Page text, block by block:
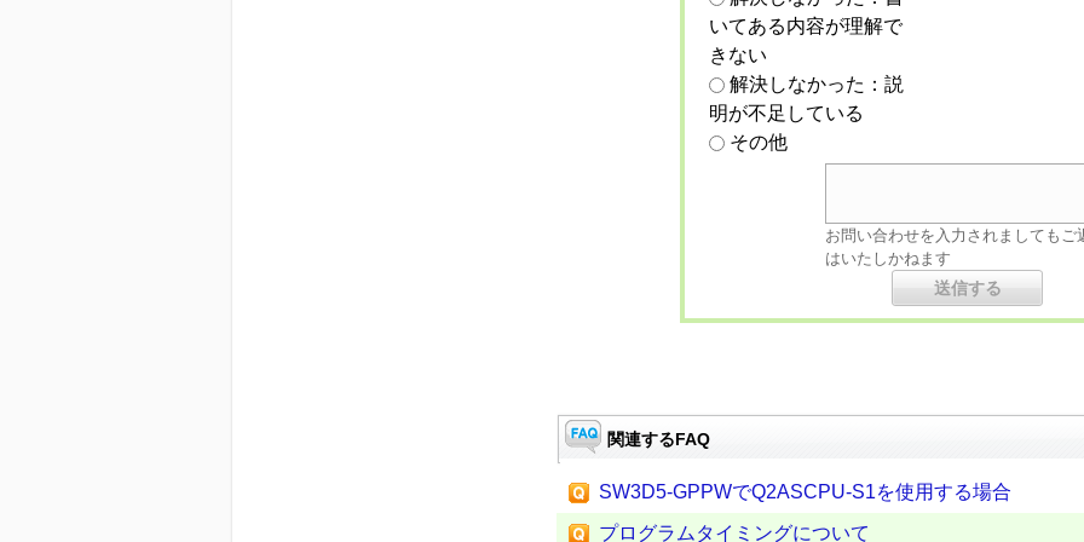
いてある内容が理解で
きない
解決しなかった：説
明が不足している
その他
お問い合わせを入力されましてもご
はいたしかねます
関連するFAQ
SW3D5-GPPWでQ2ASCPU-S1を使用する場合
プログラムタイミングについて